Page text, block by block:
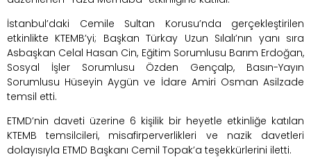
İstanbul’daki Cemile Sultan Korusu’nda gerçekleştirilen
etkinlikte KTEMB’yi; Başkan Türkay Uzun Sılalı’nın yanı sıra
Asbaşkan Celal Hasan Cin, Eğitim Sorumlusu Barım Erdoğan,
Sosyal İşler Sorumlusu Özden Gençalp, Basın-Yayın
Sorumlusu Hüseyin Aygün ve İdare Amiri Osman Asilzade
temsil etti.
ETMD’nin daveti üzerine 6 kişilik bir heyetle etkinliğe katılan
KTEMB temsilcileri, misafirperverlikleri ve nazik davetleri
dolayısıyla ETMD Başkanı Cemil Topak’a teşekkürlerini iletti.